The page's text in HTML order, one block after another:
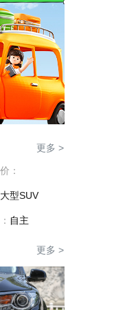
更多 >
：
型SUV
自主
更多 >